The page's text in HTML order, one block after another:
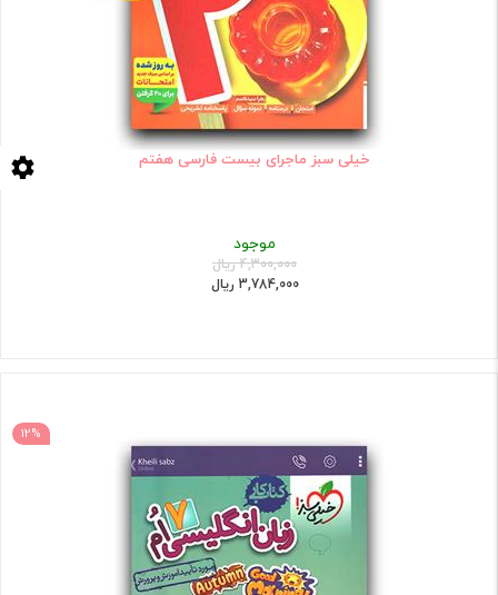
خیلی سبز ماجرای بیست فارسی هفتم
موجود
4,300,000 ریال
3,784,000 ریال
12%